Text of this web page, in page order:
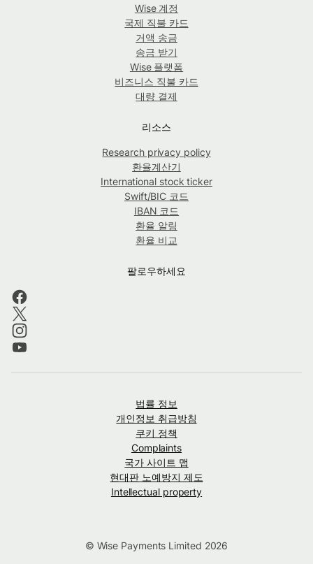
Wise 계정
국제 직불 카드
거액 송금
송금 받기
Wise 플랫폼
비즈니스 직불 카드
대량 결제
리소스
Research privacy policy
환율계산기
International stock ticker
Swift/BIC 코드
IBAN 코드
환율 알림
환율 비교
팔로우하세요
법률 정보
개인정보 취급방침
쿠키 정책
Complaints
국가 사이트 맵
현대판 노예방지 제도
Intellectual property
© Wise Payments Limited 2026